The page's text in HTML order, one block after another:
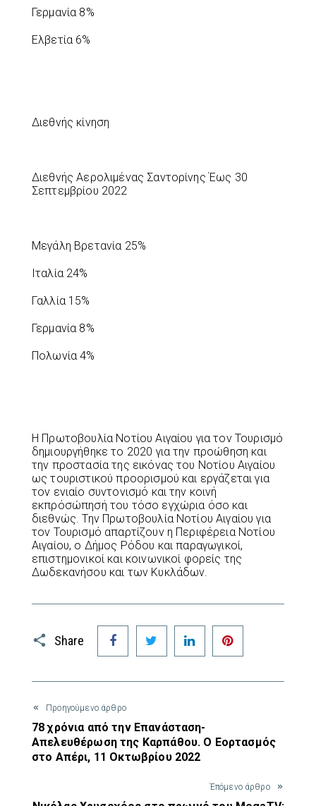
Γερμανία 8%
Ελβετία 6%
Διεθνής κίνηση
Διεθνής Αερολιμένας Σαντορίνης Έως 30
Σεπτεμβρίου 2022
Μεγάλη Βρετανία 25%
Ιταλία 24%
Γαλλία 15%
Γερμανία 8%
Πολωνία 4%
Η Πρωτοβουλία Νοτίου Αιγαίου για τον Τουρισμό
δημιουργήθηκε το 2020 για την προώθηση και
την προστασία της εικόνας του Νοτίου Αιγαίου
ως τουριστικού προορισμού και εργάζεται για
τον ενιαίο συντονισμό και την κοινή
εκπρόσώπησή του τόσο εγχώρια όσο και
διεθνώς. Την Πρωτοβουλία Νοτίου Αιγαίου για
τον Τουρισμό απαρτίζουν η Περιφέρεια Νοτίου
Αιγαίου, ο Δήμος Ρόδου και παραγωγικοί,
επιστημονικοί και κοινωνικοί φορείς της
Δωδεκανήσου και των Κυκλάδων.
Share
Facebook Twitter LinkedIn
Προηγούμενο άρθρο
78 χρόνια από την Επανάσταση-
Απελευθέρωση της Καρπάθου. Ο Εορτασμός
στο Απέρι, 11 Οκτωβρίου 2022
Έπόμενο άρθρο